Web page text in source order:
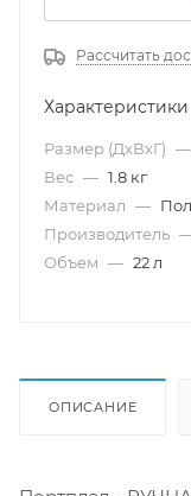
Рассчитать
Характеристики
Размер (ДхВхГ) —
Вес — 1.8 кг
Материал —
Производитель
Объем — 22 л
ОПИСАНИЕ